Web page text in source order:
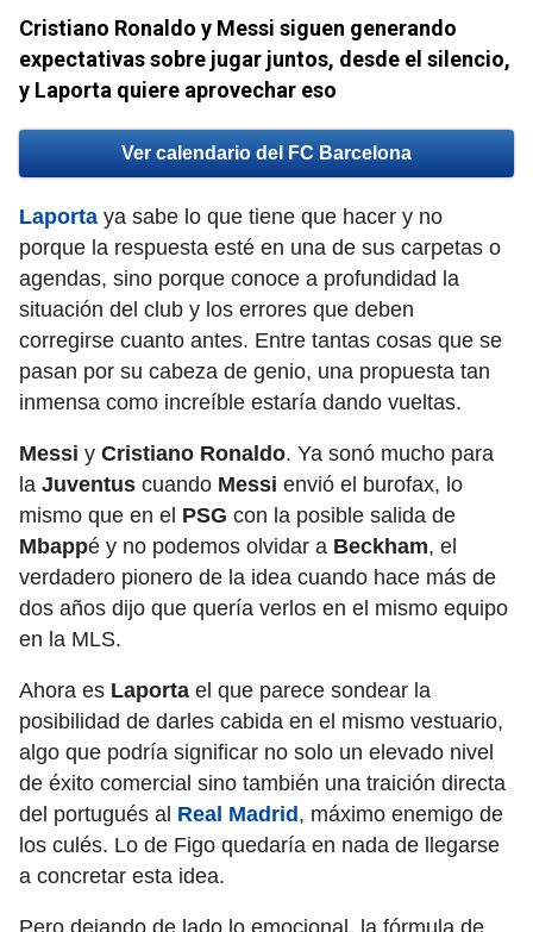
Cristiano Ronaldo y Messi siguen generando
expectativas sobre jugar juntos, desde el silencio,
y Laporta quiere aprovechar eso
Ver calendario del FC Barcelona
Laporta ya sabe lo que tiene que hacer y no
porque la respuesta esté en una de sus carpetas o
agendas, sino porque conoce a profundidad la
situación del club y los errores que deben
corregirse cuanto antes. Entre tantas cosas que se
pasan por su cabeza de genio, una propuesta tan
inmensa como increíble estaría dando vueltas.
Messi y Cristiano Ronaldo. Ya sonó mucho para
la Juventus cuando Messi envió el burofax, lo
mismo que en el PSG con la posible salida de
Mbappé y no podemos olvidar a Beckham, el
verdadero pionero de la idea cuando hace más de
dos años dijo que quería verlos en el mismo equipo
en la MLS.
Ahora es Laporta el que parece sondear la
posibilidad de darles cabida en el mismo vestuario,
algo que podría significar no solo un elevado nivel
de éxito comercial sino también una traición directa
del portugués al Real Madrid , máximo enemigo de
los culés. Lo de Figo quedaría en nada de llegarse
a concretar esta idea.